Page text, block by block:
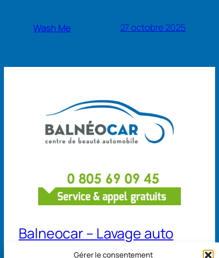
Gérer le consentement
Wash Me 27 octobre 2025
Balneocar – Lavage auto